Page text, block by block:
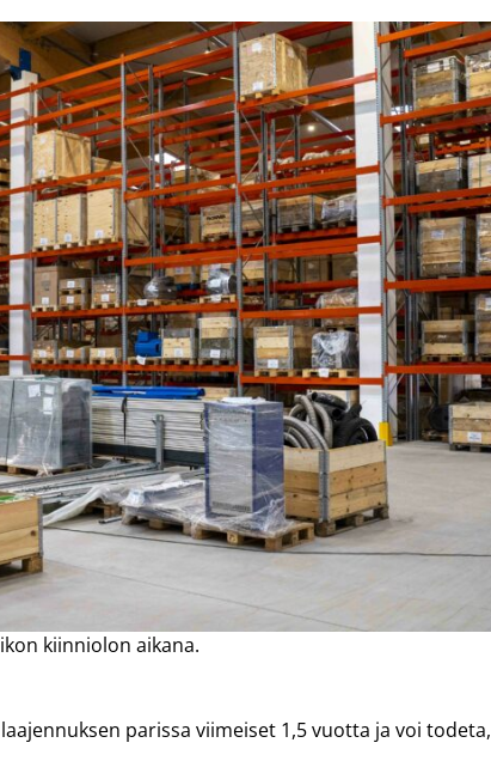
kiinniolon aikana.
parissa viimeiset 1,5 vuotta ja voi todeta,